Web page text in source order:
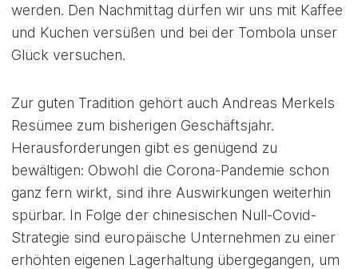
werden. Den Nachmittag dürfen wir uns mit Kaffee
und Kuchen versüßen und bei der Tombola unser
Glück versuchen.
Zur guten Tradition gehört auch Andreas Merkels
Resümee zum bisherigen Geschäftsjahr.
Herausforderungen gibt es genügend zu
bewältigen: Obwohl die Corona-Pandemie schon
ganz fern wirkt, sind ihre Auswirkungen weiterhin
spürbar. In Folge der chinesischen Null-Covid-
Strategie sind europäische Unternehmen zu einer
erhöhten eigenen Lagerhaltung übergegangen, um